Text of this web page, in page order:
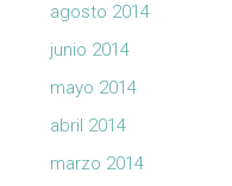
agosto 2014
junio 2014
mayo 2014
abril 2014
marzo 2014